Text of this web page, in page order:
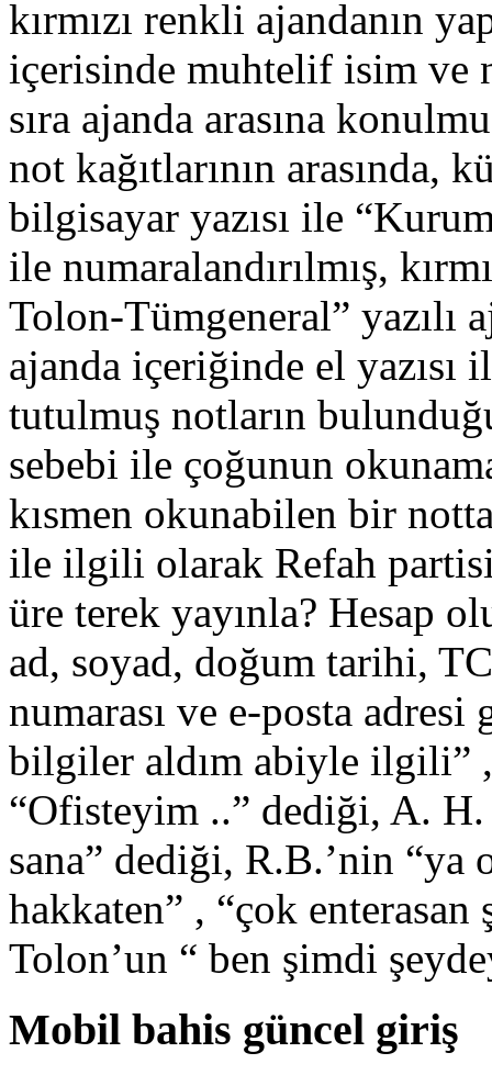
kırmızı renkli ajandanın
içerisinde muhtelif isim ve
sıra ajanda arasına
not kağıtlarının arasında,
bilgisayar yazısı ile
ile numaralandırılmış,
Tolon-Tümgeneral” yazılı
ajanda içeriğinde el
tutulmuş notların
sebebi ile çoğunun
kısmen okunabilen bir
ile ilgili olarak Refah partisi
üre terek yayınla? Hesap
ad, soyad, doğum tarihi,
numarası ve e-posta
bilgiler aldım abiyle ilgili”
“Ofisteyim ..” dediği, A.
sana” dediği, R.B.’nin “ya
hakkaten” , “çok
Tolon’un “ ben şimdi
Mobil bahis güncel giriş